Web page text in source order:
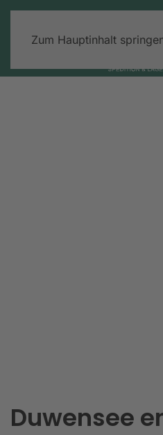
Zum Hauptinhalt
Duwensee